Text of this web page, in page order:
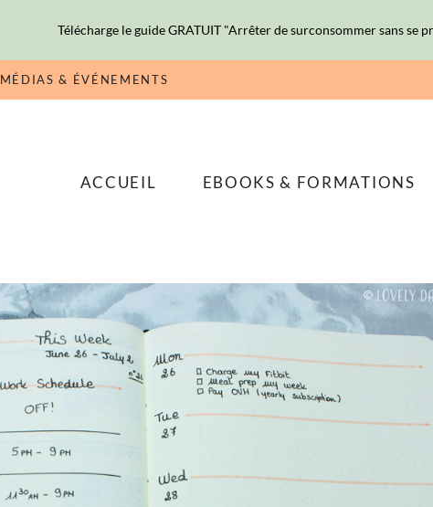
MÉDIAS & ÉVÉNEMENTS
ACCUEIL EBOOKS & FORMATIONS
Télécharge le guide GRATUIT "Arrêter de surconsommer sans se